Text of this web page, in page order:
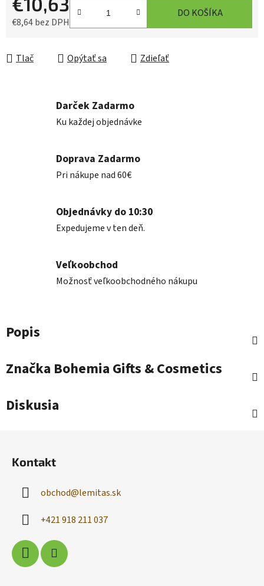
€8,64 bez DPH
DO KOŠÍKA
Tlač Opýtať sa Zdieľať
Darček Zadarmo
Ku každej objednávke
Doprava Zadarmo
Pri nákupe nad 60€
Objednávky do 10:30
Expedujeme v ten deň.
Veľkoobchod
Možnosť veľkoobchodného nákupu
Popis
Značka Bohemia Gifts & Cosmetics
Diskusia
Kontakt
obchod@lemitas.sk
+421 918 211 037